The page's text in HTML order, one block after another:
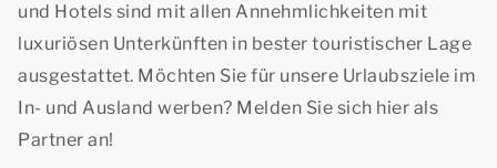
und Hotels sind mit allen Annehmlichkeiten mit
luxuriösen Unterkünften in bester touristischer Lage
ausgestattet. Möchten Sie für unsere Urlaubsziele im
In- und Ausland werben? Melden Sie sich hier als
Partner an!